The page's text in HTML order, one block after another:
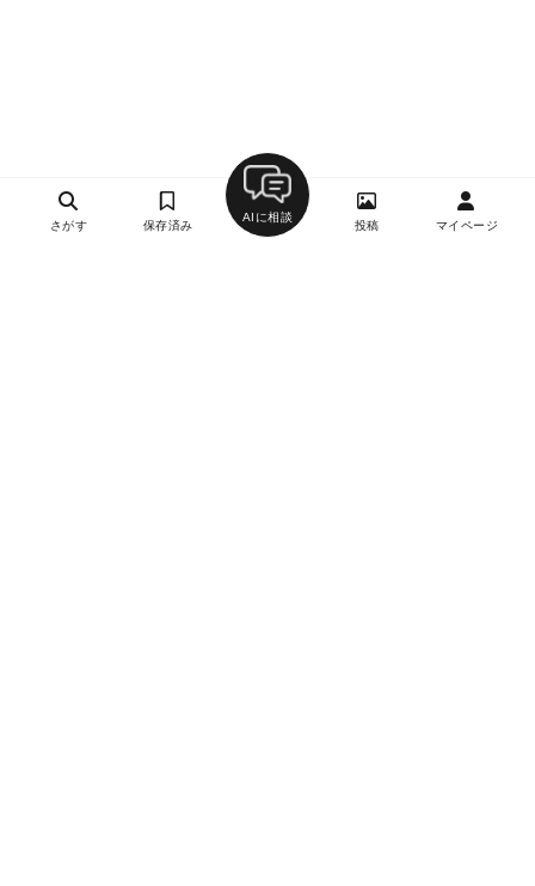
さがす 保存済み
AIに相談
投稿 マイページ